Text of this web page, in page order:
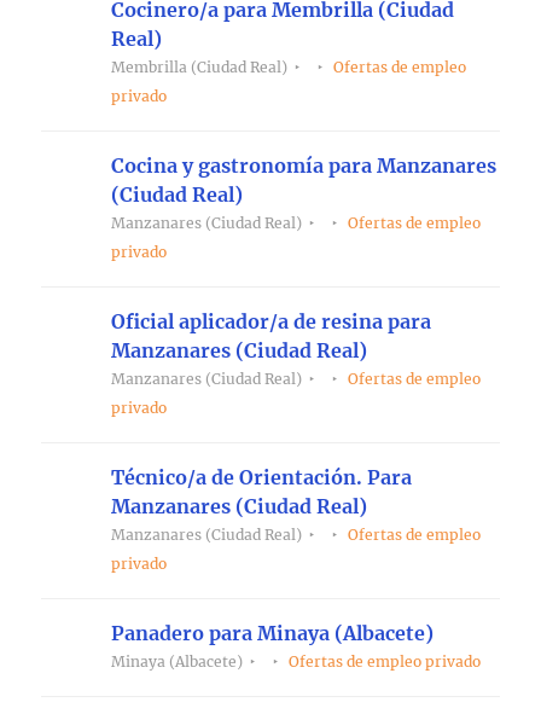
Cocinero/a para Membrilla (Ciudad
Real)
Membrilla (Ciudad Real)
Ofertas de empleo
privado
Cocina y gastronomía para Manzanares
(Ciudad Real)
Manzanares (Ciudad Real)
Ofertas de empleo
privado
Oficial aplicador/a de resina para
Manzanares (Ciudad Real)
Manzanares (Ciudad Real)
Ofertas de empleo
privado
Técnico/a de Orientación. Para
Manzanares (Ciudad Real)
Manzanares (Ciudad Real)
Ofertas de empleo
privado
Panadero para Minaya (Albacete)
Minaya (Albacete) Ofertas de empleo privado